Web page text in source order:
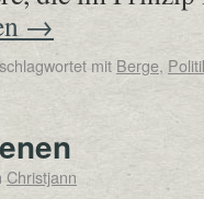
→
mit Berge,
Christjann